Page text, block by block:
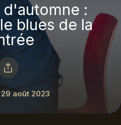
:
blues de la
29 août 2023